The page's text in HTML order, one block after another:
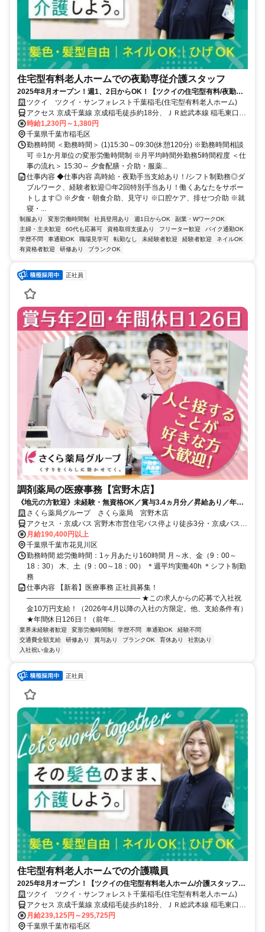
住宅型有料老人ホームでの夜勤専従介護スタッフ
2025年8月オープン！週1、2日からOK！【ツクイの住宅型有料/夜勤専
従介護スタッフ求人】
ツクイ ツクイ・サンフォレスト千葉稲毛(住宅型有料老人ホーム)
アクセス 京成千葉線 京成稲毛徒歩約18分、ＪＲ総武本線 稲毛東口徒
歩約21分、ＪＲ総武本線 新検見川北口徒歩約19分 ・JR総武線/中央･
総武線「稲毛駅」から平和交通バス乗車、「稲毛スカイマンション」
下車徒歩約2分
時給1,230円～1,380円
千葉県千葉市稲毛区
勤務時間 ＜勤務時間＞ (1)15:30～09:30(休憩120分) ※勤務時間相談
可 ※1か月単位の変形労働時間制 ※月平均時間外勤務5時間程度 ＜仕
事の流れ＞ 15:30～ 夕食配膳・介助・服薬...
仕事内容 ◆仕事内容 高時給・夜勤手当支給あり！/シフト制勤務◎ダ
ブルワーク、経験者歓迎◎年2回特別手当あり！働くあなたをサポー
トします◎ ※夕食・朝食介助、見守り ※口腔ケア、排せつ介助 ※就
寝・...
制服あり 変形労働時間制 社員登用あり 週1日からOK
副業・WワークOK
主婦・主夫歓迎
60代も応募可 資格取得支援あり フリーター歓迎
バイク通勤OK
学歴不問
車通勤OK 職場見学可 転勤なし 未経験者歓迎 経験者歓迎
ネイルOK
有資格者歓迎
研修あり ブランクOK
正社員
調剤薬局の医療事務【宮野木店】
《地元の方歓迎》未経験・無資格OK／賞与3.4ヵ月分／昇給あり／年休
126日（前年度実績）／平均有休取得数11.5日（2025度実績）
さくら薬局グループ さくら薬局 宮野木店
アクセス ・京成バス 宮野木市営住宅バス停より徒歩3分・京成バス
畑町東バス停より徒歩5分
月給190,400円以上
千葉県千葉市花見川区
勤務時間 総労働時間：1ヶ月あたり160時間 月～水、金（9：00～
18：30） 木、土（9：00～18：00） ＊週平均実働40h ＊シフト制勤
務
仕事内容 【新着】医療事務 正社員募集！
―――――――――――――――― ★この求人からの応募で入社祝
金10万円支給！（2026年4月以降の入社の方限定。他、支給条件有）
★年間休日126日！（前年...
業界未経験者歓迎 変形労働時間制 学歴不問 車通勤OK
経験不問
交通費全額支給
研修あり 賞与あり ブランクOK 育休あり
社割あり
入社祝い金あり
正社員
住宅型有料老人ホームでの介護職員
2025年8月オープン！【ツクイの住宅型有料老人ホーム/介護スタッフ求
人】ツクイ ツクイ・サンフォレスト千葉稲毛(住宅型有料老人ホーム)
アクセス 京成千葉線 京成稲毛徒歩約18分、ＪＲ総武本線 稲毛東口徒
歩約21分、ＪＲ総武本線 新検見川北口徒歩約19分 ・JR総武線/中央･
総武線「稲毛駅」から平和交通バス乗車、「稲毛スカイマンション」
月給239,125円～295,725円
千葉県千葉市稲毛区